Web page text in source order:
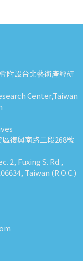
附設台北藝術產經研
Center,Taiwan
復興南路二段268號
2, Fuxing S. Rd.,
Taiwan (R.O.C.)